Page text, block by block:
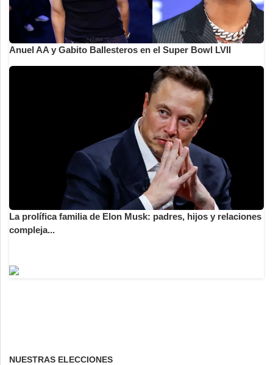
Anuel AA y Gabito Ballesteros en el Super Bowl LVII
La prolífica familia de Elon Musk: padres, hijos y relaciones
compleja...
NUESTRAS ELECCIONES